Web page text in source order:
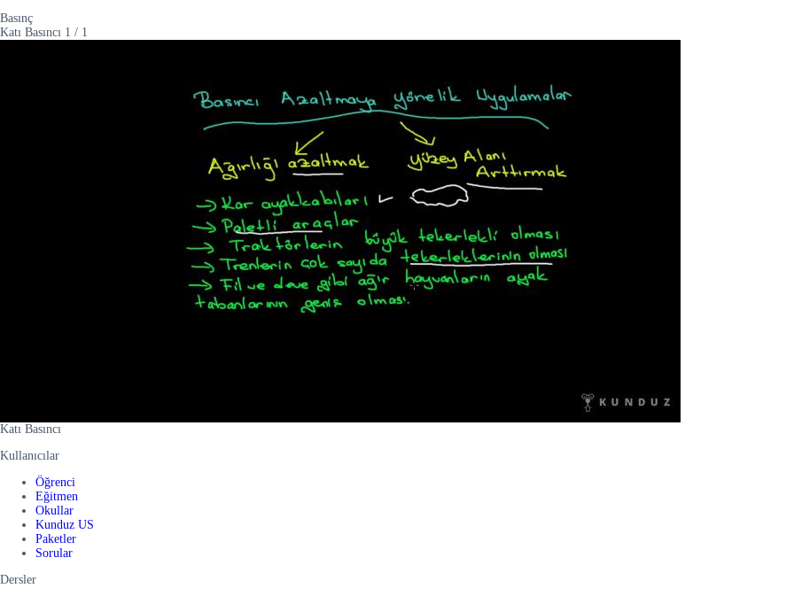
Basınç
Katı Basıncı 1 / 1
Katı Basıncı
Kullanıcılar
Öğrenci
Eğitmen
Okullar
Kunduz US
Paketler
Sorular
Dersler